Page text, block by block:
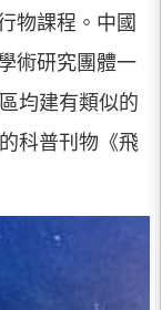
物課程。中國
術研究團體一
均建有類似的
科普刊物《飛